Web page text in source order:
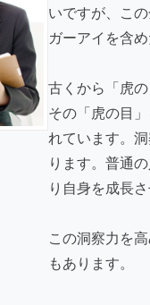
いですが、こ
ガーアイを含
古くから「虎
その「虎の目
れています。
ります。普通
り自身を成長さ
この洞察力を
もあります。